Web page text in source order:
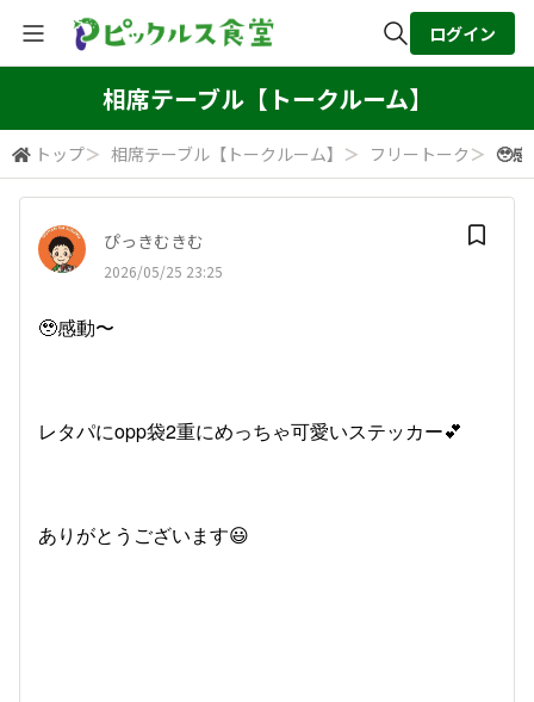
全体検索
検索
ログイン
相席テーブル【トークルーム】
トップ＞ 相席テーブル【トークルーム】 ＞ フリートーク ＞ 🥹
ぴっきむきむ
2026/05/25 23:25
🥹感動〜
レタパにopp袋2重にめっちゃ可愛いステッカー💕
ありがとうございます😃